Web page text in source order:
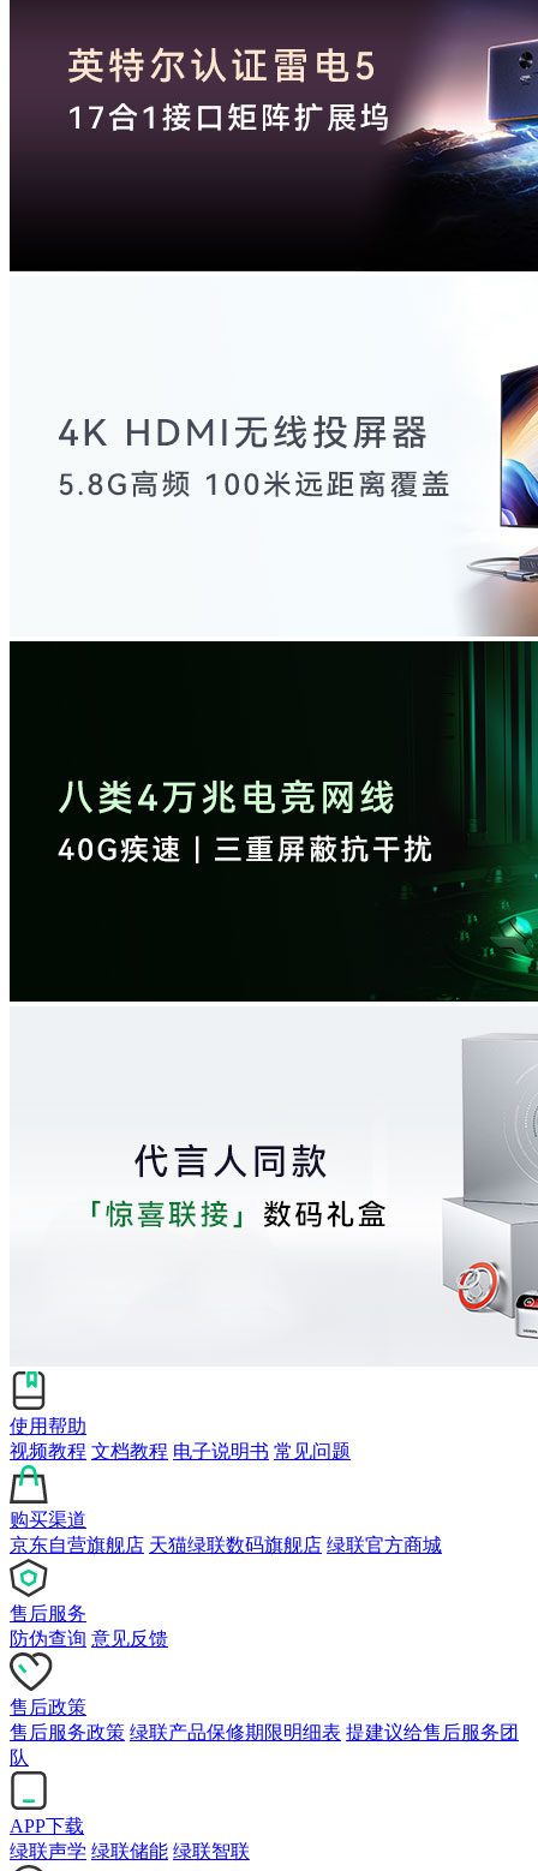
使用帮助
视频教程 文档教程 电子说明书 常见问题
购买渠道
京东自营旗舰店 天猫绿联数码旗舰店 绿联官方商城
售后服务
防伪查询 意见反馈
售后政策
售后服务政策 绿联产品保修期限明细表 提建议给售后服务团
队
APP下载
绿联声学 绿联储能 绿联智联